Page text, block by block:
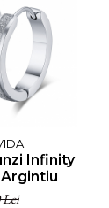
Infinity
Lei